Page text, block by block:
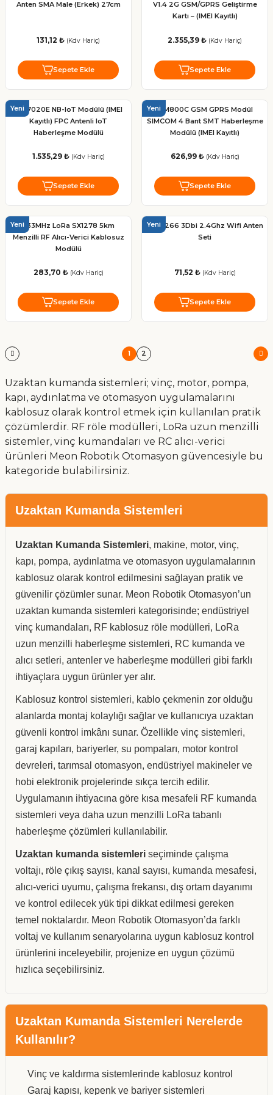
Anten SMA Male (Erkek) 27cm
131,12 ₺ (Kdv Hariç)
Sepete Ekle
V1.4 2G GSM/GPRS Geliştirme
Kartı – (IMEI Kayıtlı)
2.355,39 ₺ (Kdv Hariç)
Sepete Ekle
Yeni
SIM7020E NB-IoT Modülü (IMEI
Kayıtlı) FPC Antenli IoT
Haberleşme Modülü
1.535,29 ₺ (Kdv Hariç)
Sepete Ekle
YeniSIM800C GSM GPRS Modül
SIMCOM 4 Bant SMT Haberleşme
Modülü (IMEI Kayıtlı)
626,99 ₺ (Kdv Hariç)
Sepete Ekle
Yeni433MHz LoRa SX1278 5km
Menzilli RF Alıcı-Verici Kablosuz
Modülü
283,70 ₺ (Kdv Hariç)
Sepete Ekle
Yeni
Esp8266 3Dbi 2.4Ghz Wifi Anten
Seti
71,52 ₺ (Kdv Hariç)
Sepete Ekle
1 2
Uzaktan kumanda sistemleri; vinç, motor, pompa,
kapı, aydınlatma ve otomasyon uygulamalarını
kablosuz olarak kontrol etmek için kullanılan pratik
çözümlerdir. RF röle modülleri, LoRa uzun menzilli
sistemler, vinç kumandaları ve RC alıcı-verici
ürünleri Meon Robotik Otomasyon güvencesiyle bu
kategoride bulabilirsiniz.
Uzaktan Kumanda Sistemleri
Uzaktan Kumanda Sistemleri, makine, motor, vinç,
kapı, pompa, aydınlatma ve otomasyon uygulamalarının
kablosuz olarak kontrol edilmesini sağlayan pratik ve
güvenilir çözümler sunar. Meon Robotik Otomasyon’un
uzaktan kumanda sistemleri kategorisinde; endüstriyel
vinç kumandaları, RF kablosuz röle modülleri, LoRa
uzun menzilli haberleşme sistemleri, RC kumanda ve
alıcı setleri, antenler ve haberleşme modülleri gibi farklı
ihtiyaçlara uygun ürünler yer alır.
Kablosuz kontrol sistemleri, kablo çekmenin zor olduğu
alanlarda montaj kolaylığı sağlar ve kullanıcıya uzaktan
güvenli kontrol imkânı sunar. Özellikle vinç sistemleri,
garaj kapıları, bariyerler, su pompaları, motor kontrol
devreleri, tarımsal otomasyon, endüstriyel makineler ve
hobi elektronik projelerinde sıkça tercih edilir.
Uygulamanın ihtiyacına göre kısa mesafeli RF kumanda
sistemleri veya daha uzun menzilli LoRa tabanlı
haberleşme çözümleri kullanılabilir.
Uzaktan kumanda sistemleri seçiminde çalışma
voltajı, röle çıkış sayısı, kanal sayısı, kumanda mesafesi,
alıcı-verici uyumu, çalışma frekansı, dış ortam dayanımı
ve kontrol edilecek yük tipi dikkat edilmesi gereken
temel noktalardır. Meon Robotik Otomasyon’da farklı
voltaj ve kullanım senaryolarına uygun kablosuz kontrol
ürünlerini inceleyebilir, projenize en uygun çözümü
hızlıca seçebilirsiniz.
Uzaktan Kumanda Sistemleri Nerelerde
Kullanılır?
Vinç ve kaldırma sistemlerinde kablosuz kontrol
Garaj kapısı, kepenk ve bariyer sistemleri